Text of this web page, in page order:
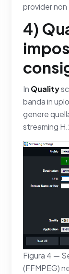
provider non
4)
In Quality
banda in
genere
streaming
Figura 4 —
(FFMPEG)